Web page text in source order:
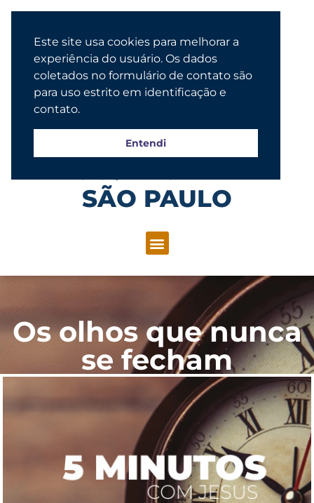
SÃO PAULO
Os olhos que nunca
se fecham
Este site usa cookies para melhorar a
experiência do usuário. Os dados
coletados no formulário de contato são
para uso estrito em identificação e
contato.
Entendi